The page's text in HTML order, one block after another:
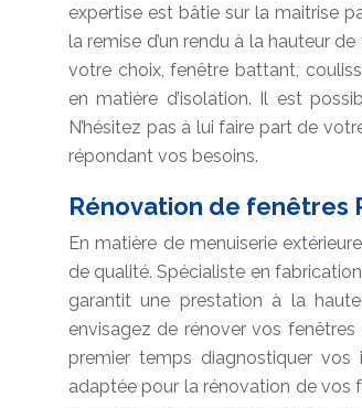
expertise est bâtie sur la maitrise
la remise d’un rendu à la hauteur
votre choix, fenêtre battant,
en matière d’isolation. Il est
N’hésitez pas à lui faire part de
répondant vos besoins.
Rénovation de fenêtres
En matière de menuiserie
de qualité. Spécialiste en
garantit une prestation à la
envisagez de rénover vos
premier temps diagnostiquer
adaptée pour la rénovation de vos